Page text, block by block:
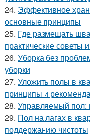
24. Эффективное
основные принципы
25. Где размещать
практические советы
26. Уборка без
уборки
27. Уложить полы в
принципы и
28. Управляемый пол:
29. Пол на лагах в
поддержанию чистоты